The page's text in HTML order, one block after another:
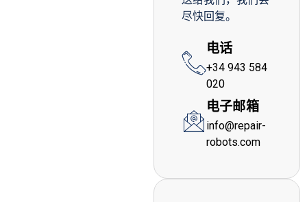
尽快回复。
电话
+34 943 584
020
电子邮箱
info@repair-
robots.com